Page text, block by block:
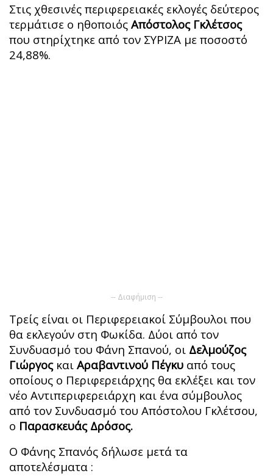
Στις χθεσινές περιφερειακές εκλογές δεύτερος
τερμάτισε ο ηθοποιός Απόστολος Γκλέτσος
που στηρίχτηκε από τον ΣΥΡΙΖΑ με ποσοστό
24,88%.
-- Διαφήμιση --
Τρείς είναι οι Περιφερειακοί Σύμβουλοι που
θα εκλεγούν στη Φωκίδα. Δύοι από τον
Συνδυασμό του Φάνη Σπανού, οι Δελμούζος
Γιώργος και Αραβαντινού Πέγκυ από τους
οποίους ο Περιφερειάρχης θα εκλέξει και τον
νέο Αντιπεριφερειάρχη και ένα σύμβουλος
από τον Συνδυασμό του Απόστολου Γκλέτσου,
ο Παρασκευάς Δρόσος.
Ο Φάνης Σπανός δήλωσε μετά τα
αποτελέσματα :